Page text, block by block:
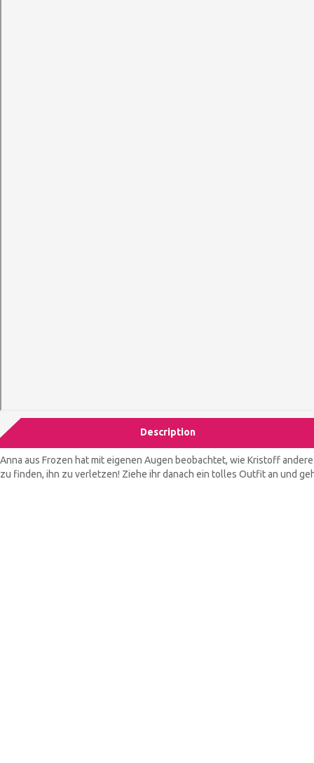
Description
Anna aus Frozen hat mit eigenen Augen beobachtet, wie Kristoff
zu finden, ihn zu verletzen! Ziehe ihr danach ein tolles Outfit an und